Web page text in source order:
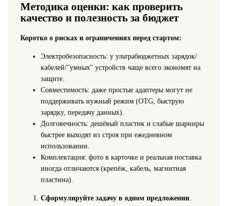
Методика оценки: как проверить
качество и полезность за бюджет
Коротко о рисках и ограничениях перед стартом:
Электробезопасность: у ультрабюджетных зарядок/
кабелей/"умных" устройств чаще всего экономят на
защите.
Совместимость: даже простые адаптеры могут не
поддерживать нужный режим (OTG, быструю
зарядку, передачу данных).
Долговечность: дешёвый пластик и слабые шарниры
быстрее выходят из строя при ежедневном
использовании.
Комплектация: фото в карточке и реальная поставка
иногда отличаются (крепёж, кабель, магнитная
пластина).
Сформулируйте задачу в одном предложении.